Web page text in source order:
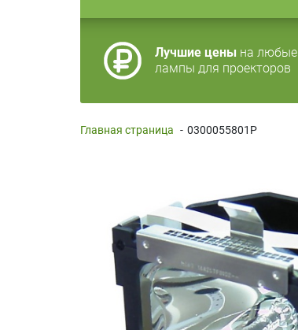
Лучшие цены на любые
лампы для проекторов
Главная страница - 0300055801P